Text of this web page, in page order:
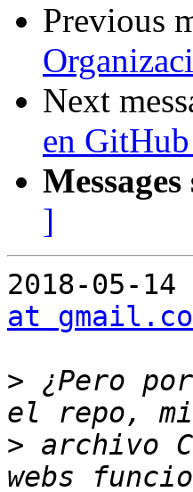
Previous
Next
en
]
2018-05-14
at
> ¿Pero
> archivo